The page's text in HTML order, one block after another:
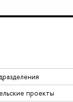
проекты